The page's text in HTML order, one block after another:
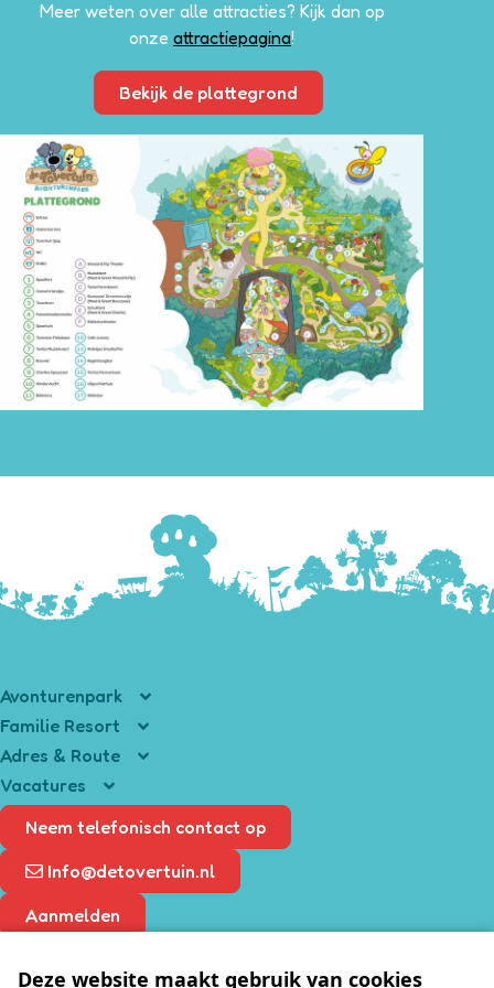
Meer weten over alle attracties? Kijk dan op
onze attractiepagina!
Bekijk de plattegrond
Neem telefonisch contact op
Info@detovertuin.nl
Aanmelden
Avonturenpark
Tickets
Attracties
Horeca
Kinderfeestje
Schoolreisje
Openingstijden
Familie Resort
Accomodaties
Entertainment
Parade
Restaurant
Specials
Aanbiedingen
Adres & Route
Groene Papegaai 19
4631 RX Hoogerheide
Routebeschrijving
Vacatures
Vacatures
Deze website maakt gebruik van cookies